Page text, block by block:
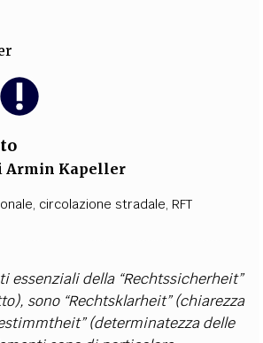
Armin Kapeller
, circolazione stradale, RFT
essenziali della “Rechtssicherheit”
sono “Rechtsklarheit” (chiarezza
(determinatezza delle